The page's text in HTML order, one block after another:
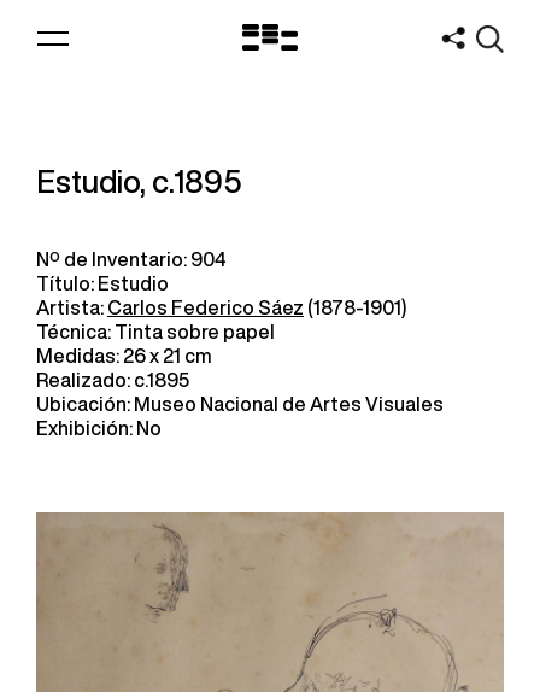
Logo
Estudio, c.1895
Nº de Inventario: 904
Título: Estudio
Artista: Carlos Federico Sáez (1878-1901)
Técnica: Tinta sobre papel
Medidas: 26 x 21 cm
Realizado: c.1895
Ubicación: Museo Nacional de Artes Visuales
Exhibición: No